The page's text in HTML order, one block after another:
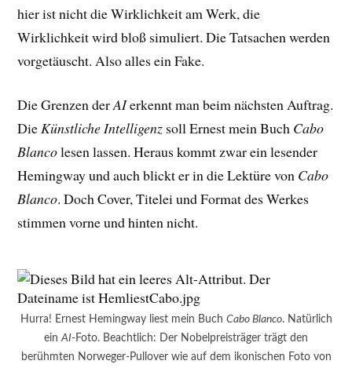
hier ist nicht die Wirklichkeit am Werk, die
Wirklichkeit wird bloß simuliert. Die Tatsachen werden
vorgetäuscht. Also alles ein Fake.
Die Grenzen derAIerkennt man beim nächsten Auftrag.
DieKünstliche Intelligenz soll Ernest mein Buch Cabo
Blancolesen lassen. Heraus kommt zwar ein lesender
Hemingway und auch blickt er in die Lektüre von Cabo
Blanco. Doch Cover, Titelei und Format des Werkes
stimmen vorne und hinten nicht.
Hurra! Ernest Hemingway liest mein Buch Cabo Blanco. Natürlich
ein AI-Foto. Beachtlich: Der Nobelpreisträger trägt den
berühmten Norweger-Pullover wie auf dem ikonischen Foto von